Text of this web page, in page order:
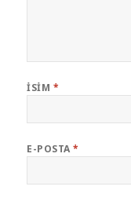
İSIM *
E-POSTA*